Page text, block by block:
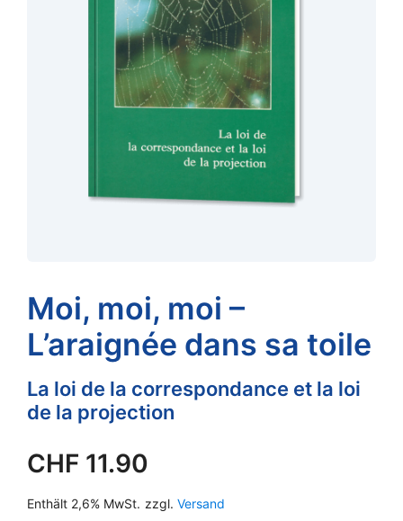
Moi, moi, moi –
L’araignée dans sa toile
La loi de la correspondance et la loi
de la projection
CHF 11.90
Enthält 2,6% MwSt. zzgl. Versand